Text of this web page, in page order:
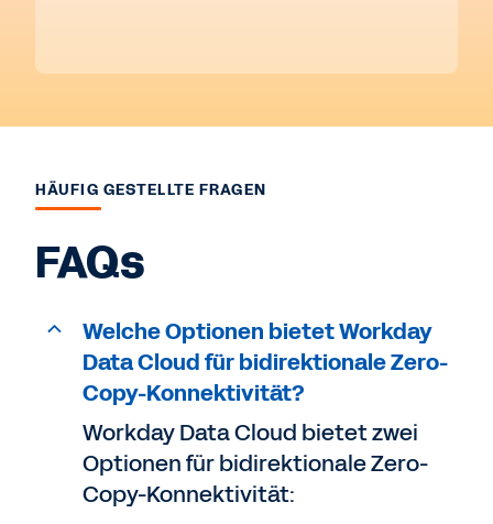
HÄUFIG GESTELLTE FRAGEN
FAQs
Welche Optionen bietet Workday
Data Cloud für bidirektionale Zero-
Copy-Konnektivität?
Workday Data Cloud bietet zwei
Optionen für bidirektionale Zero-
Copy-Konnektivität: